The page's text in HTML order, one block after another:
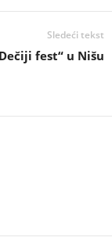
Sledeći tekst
fest“ u Nišu